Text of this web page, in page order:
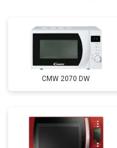
CMW 2070 DW